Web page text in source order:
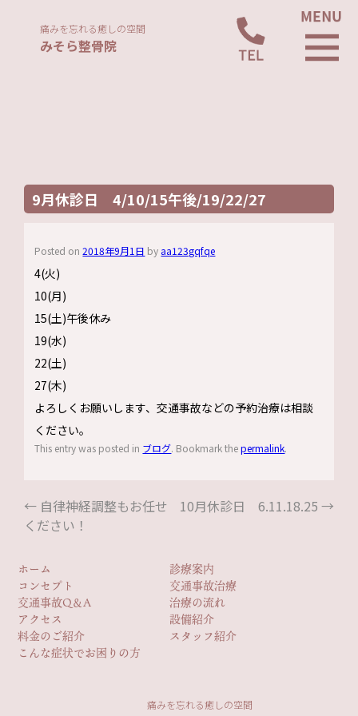
痛みを忘れる癒しの空間
みそら整骨院
9月休診日 4/10/15午後/19/22/27
Posted on 2018年9月1日 by aa123gqfqe
4(火)
10(月)
15(土)午後休み
19(水)
22(土)
27(木)
よろしくお願いします、交通事故などの予約治療は相談
ください。
This entry was posted in ブログ. Bookmark thepermalink.
← 自律神経調整もお任せ
ください！
10月休診日 6.11.18.25 →
ホーム
診療案内
コンセプト
交通事故治療
交通事故Q＆A
治療の流れ
アクセス
設備紹介
料金のご紹介
スタッフ紹介
こんな症状でお困りの方
痛みを忘れる癒しの空間